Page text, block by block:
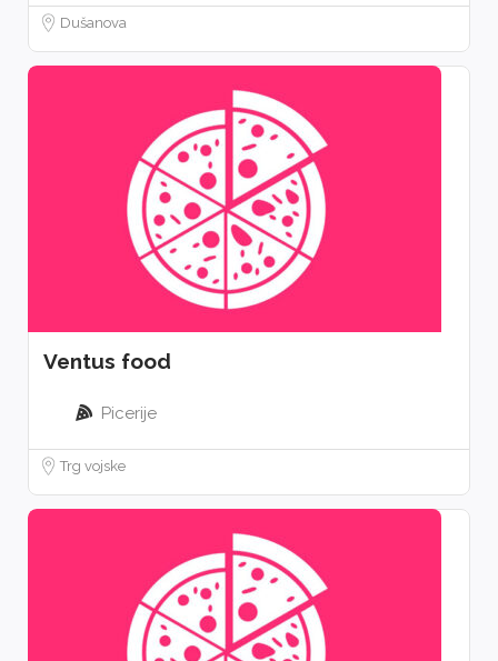
Dušanova
Ventus food
Picerije
Trg vojske